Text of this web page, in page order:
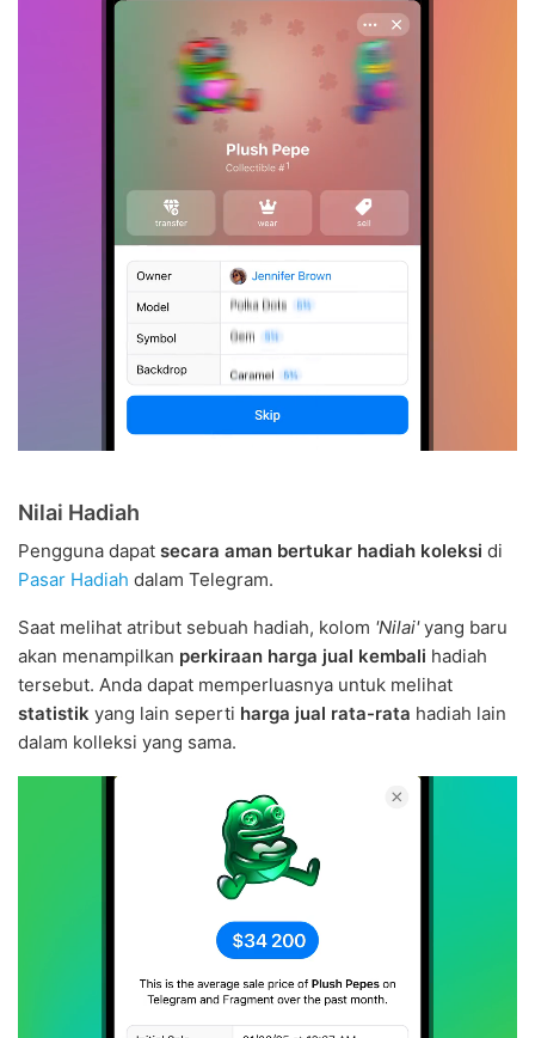
Nilai Hadiah
Pengguna dapat secara aman bertukar hadiah koleksi di
Pasar Hadiah dalam Telegram.
Saat melihat atribut sebuah hadiah, kolom 'Nilai'yang baru
akan menampilkan perkiraan harga jual kembali hadiah
tersebut. Anda dapat memperluasnya untuk melihat
statistik yang lain seperti harga jual rata-rata hadiah lain
dalam kolleksi yang sama.